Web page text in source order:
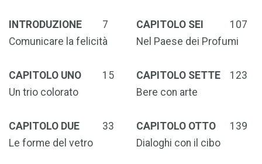
INTRODUZIONE
7
Comunicare la felicità
CAPITOLO UNO
15
Un trio colorato
CAPITOLO DUE
33
Le forme del vetro
CAPITOLO SEI
107
Nel Paese dei Profumi
CAPITOLO SETTE
123
Bere con arte
CAPITOLO OTTO
139
Dialoghi con il cibo